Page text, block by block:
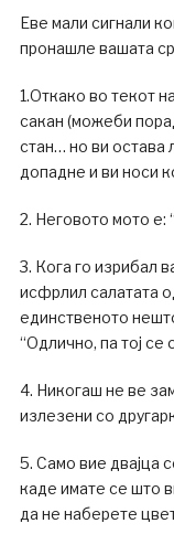
Еве мали сигнали
пронашле вашата
1.Откако во текот
сакан (можеби
стан… но ви остава
допадне и ви носи
2. Неговото мото е:
3. Кога го изрибал
исфрлил салатата
единственото
“Одлично, па тој се
4. Никогаш не ве
излезени со
5. Само вие двајца
каде имате се што
да не наберете